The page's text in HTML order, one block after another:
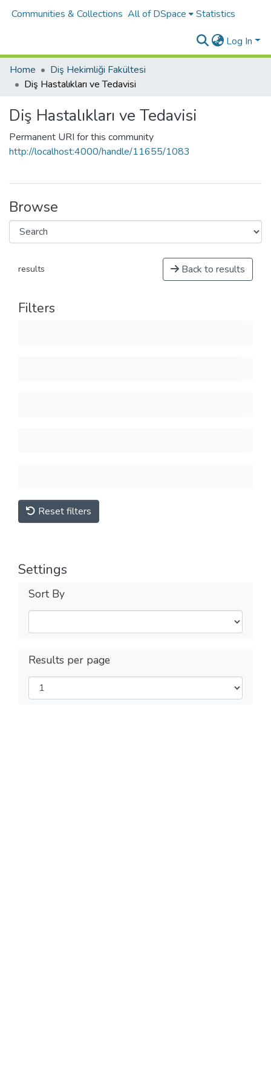
Communities & Collections All of DSpace Statistics
Log In
Home
Diş Hekimliği Fakültesi
Diş Hastalıkları ve Tedavisi
Diş Hastalıkları ve Tedavisi
Permanent URI for this community
http://localhost:4000/handle/11655/1083
Browse
results Back to results
Filters
Reset filters
Settings
Sort By
Results per page